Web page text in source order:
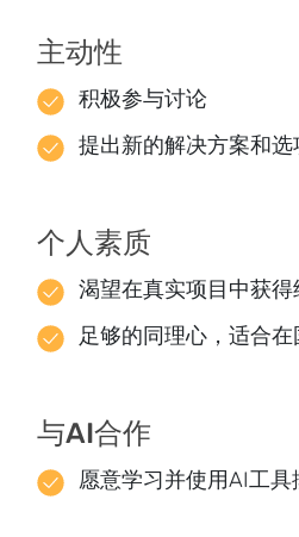
主动性
积极参与讨论
提出新的解决方案和选
个人素质
渴望在真实项目中获得
足够的同理心，适合
与AI合作
愿意学习并使用AI工具